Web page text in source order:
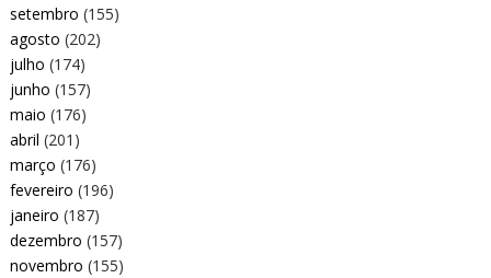
setembro (155)
agosto (202)
julho (174)
junho (157)
maio (176)
abril (201)
março (176)
fevereiro (196)
janeiro (187)
dezembro (157)
novembro (155)